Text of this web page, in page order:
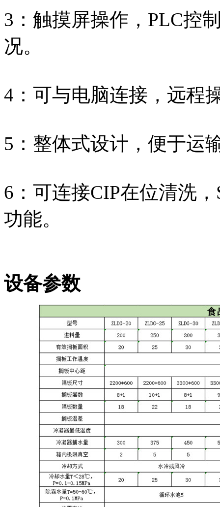
3：触摸屏操作，PLC控
况。
4：可与电脑连接，远程
5：整体式设计，便于运
6：可连接CIP在位清洗
功能。
设备参数